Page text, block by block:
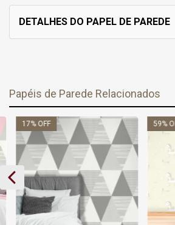
DETALHES DO PAPEL DE PAREDE
Papéis de Parede Relacionados
17% OFF 59% OFF